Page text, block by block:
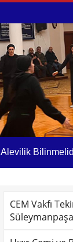
Alevilik
CEM Vakfı